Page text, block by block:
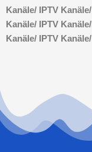
Kanäle/
IPTV Kanäle/
Kanäle/
IPTV Kanäle/
Kanäle/
IPTV Kanäle/